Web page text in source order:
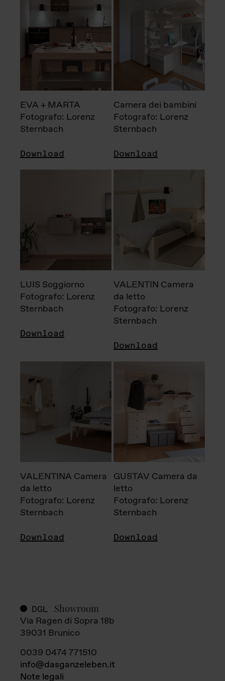
EVA + MARTA
Fotografo: Lorenz
Sternbach
Download
Camera dei bambini
Fotografo: Lorenz
Sternbach
Download
LUIS Soggiorno
Fotografo: Lorenz
Sternbach
Download
VALENTIN Camera
da letto
Fotografo: Lorenz
Sternbach
Download
VALENTINA Camera
da letto
Fotografo: Lorenz
Sternbach
Download
GUSTAV Camera da
letto
Fotografo: Lorenz
Sternbach
Download
DGL Showroom
Via Ragen di Sopra 18b
39031 Brunico
0039 0474 771510
info@dasganzeleben.it
Note legali